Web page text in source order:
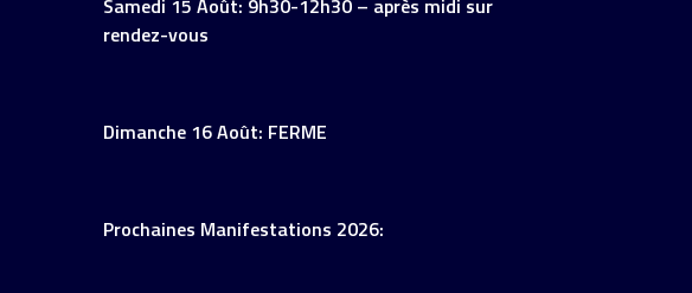
Samedi 15 Août: 9h30-12h30 – après midi sur
rendez-vous
Dimanche 16 Août: FERME
Prochaines Manifestations 2026: